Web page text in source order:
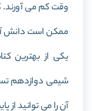
وقت کم می آورند.
ممکن است دانش
یکی از بهترین
شیمی دوازدهم تست 2 جلدی
آن را می توانید